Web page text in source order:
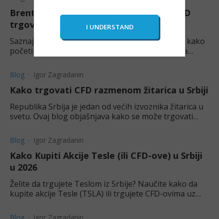
Brent ili WTI nafta: Šta je najbolje za CFD
trgovanje u 2026?
Saznaj ključne razlike između Brent i WTI nafte, kako
početi sa CFD trgovanjem i koja opcija je bolja za
Blog Igor Zagradanin
Kako trgovati CFD razmenom žitarica u Srbiji
Republika Srbija je jedan od većih izvoznika žitarica u
svetu. Ovaj blog objašnjava kako se može trgovati
Blog Igor Zagradanin
Kako Kupiti Akcije Tesle (ili CFD-ove) u Srbiji
u 2026
Želite da trgujete Teslom iz Srbije? Naučite kako da
kupite akcije Tesle (TSLA) ili trgujete CFD-ovima uz